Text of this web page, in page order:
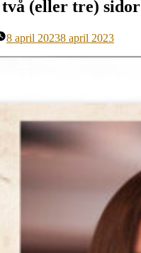
två (eller tre) sidor
8 april 20238 april 2023